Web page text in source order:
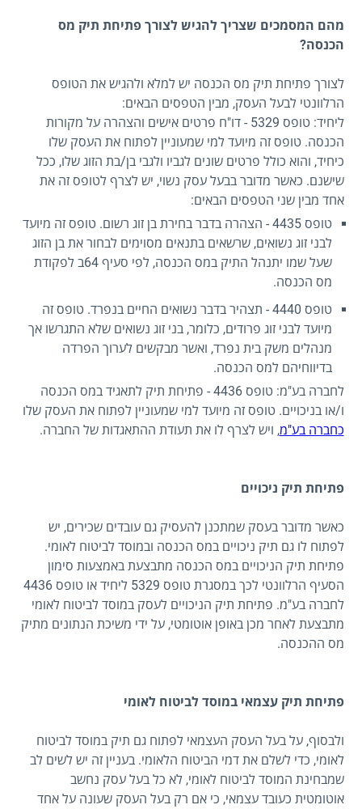
מהם המסמכים שצריך להגיש לצורך פתיחת תיק מס
הכנסה?
לצורך פתיחת תיק מס הכנסה יש למלא ולהגיש את הטופס
הרלוונטי לבעל העסק, מבין הטפסים הבאים:
ליחיד: טופס 5329 - דו"ח פרטים אישים והצהרה על מקורות
הכנסה. טופס זה מיועד למי שמעוניין לפתוח את העסק שלו
כיחיד, והוא כולל פרטים שונים לגביו ולגבי בן/בת הזוג שלו, ככל
שישנם. כאשר מדובר בבעל עסק נשוי, יש לצרף לטופס זה את
אחד מבין שני הטפסים הבאים:
טופס 4435 - הצהרה בדבר בחירת בן זוג רשום. טופס זה מיועד
לבני זוג נשואים, שרשאים בתנאים מסוימים לבחור את בן הזוג
שעל שמו יתנהל התיק במס הכנסה, לפי סעיף 64ב לפקודת
מס הכנסה.
טופס 4440 - תצהיר בדבר נשואים החיים בנפרד. טופס זה
מיועד לבני זוג פרודים, כלומר, בני זוג נשואים שלא התגרשו אך
מנהלים משק בית נפרד, ואשר מבקשים לערוך הפרדה
בדיווחיהם למס הכנסה.
לחברה בע"מ: טופס 4436 - פתיחת תיק לתאגיד במס הכנסה
ו/או בניכויים. טופס זה מיועד למי שמעוניין לפתוח את העסק שלו
כחברה בע"מ, ויש לצרף לו את תעודת ההתאגדות של החברה.
פתיחת תיק ניכויים
כאשר מדובר בעסק שמתכנן להעסיק גם עובדים שכירים, יש
לפתוח לו גם תיק ניכויים במס הכנסה ובמוסד לביטוח לאומי.
פתיחת תיק הניכויים במס הכנסה מתבצעת באמצעות סימון
הסעיף הרלוונטי לכך במסגרת טופס 5329 ליחיד או טופס 4436
לחברה בע"מ. פתיחת תיק הניכויים לעסק במוסד לביטוח לאומי
מתבצעת לאחר מכן באופן אוטומטי, על ידי משיכת הנתונים מתיק
מס ההכנסה.
פתיחת תיק עצמאי במוסד לביטוח לאומי
ולבסוף, על בעל העסק העצמאי לפתוח גם תיק במוסד לביטוח
לאומי, כדי לשלם את דמי הביטוח הלאומי. בעניין זה יש לשים לב
שמבחינת המוסד לביטוח לאומי, לא כל בעל עסק נחשב
אוטומטית כעובד עצמאי, כי אם רק בעל העסק שעונה על אחד